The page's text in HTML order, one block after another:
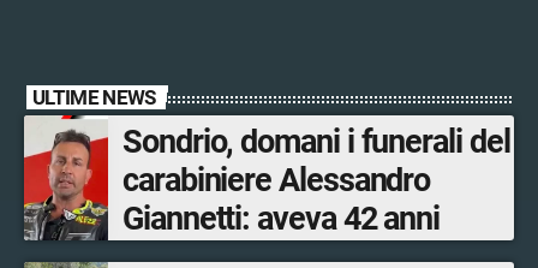
ULTIME NEWS
Sondrio, domani i funerali del
carabiniere Alessandro
Giannetti: aveva 42 anni